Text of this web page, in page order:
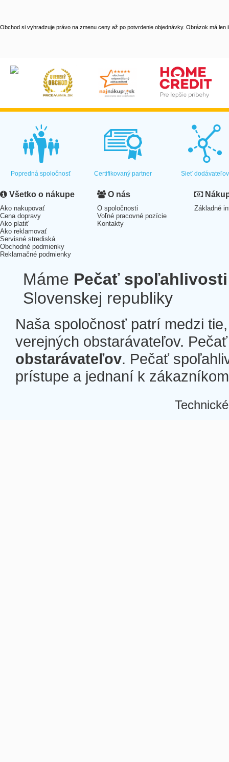
Obchod si vyhradzuje právo na zmenu ceny až po potvrdenie objednávky. Obrázok má len
Popredná spoločnosť Certifikovaný partner Sieť dodávateľov
Všetko o nákupe
Ako nakupovať
Cena dopravy
Ako platiť
Ako reklamovať
Servisné strediská
Obchodné podmienky
Reklamačné podmienky
O nás
O spoločnosti
Voľné pracovné pozície
Kontakty
Základné
Máme Pečať spoľahlivosti
Slovenskej republiky
Naša spoločnosť patrí medzi
verejných obstarávateľov.
obstarávateľov. Pečať
prístupe a jednaní k